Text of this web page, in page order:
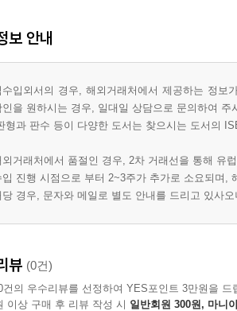
보 안내
수입외서의 경우, 해외거래처에서 제공하는 정
인을 원하시는 경우, 일대일 상담으로 문의하여 주
형과 판수 등이 다양한 도서는 찾으시는 도서의
외거래처에서 품절인 경우, 2차 거래선을 통해 유
입 진행 시점으로 부터 2~3주가 추가로 소요되며,
당 경우, 문자와 메일로 별도 안내를 드리고 있사
뷰 (0건)
건의 우수리뷰를 선정하여 YES포인트 3만원을 드
이상 구매 후 리뷰 작성 시 일반회원 300원, 마니